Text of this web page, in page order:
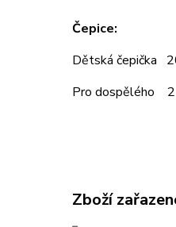
Čepice:
Dětská čepička
Pro dospělého
Zboží